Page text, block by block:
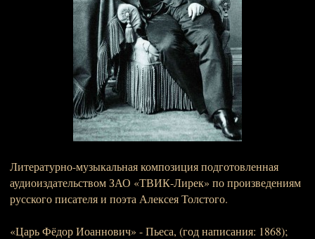
Литературно-музыкальная композиция подготовленная
аудиоиздательством ЗАО «ТВИК-Лирек» по произведениям
русского писателя и поэта Алексея Толстого.
«Царь Фёдор Иоаннович» - Пьеса, (год написания: 1868);